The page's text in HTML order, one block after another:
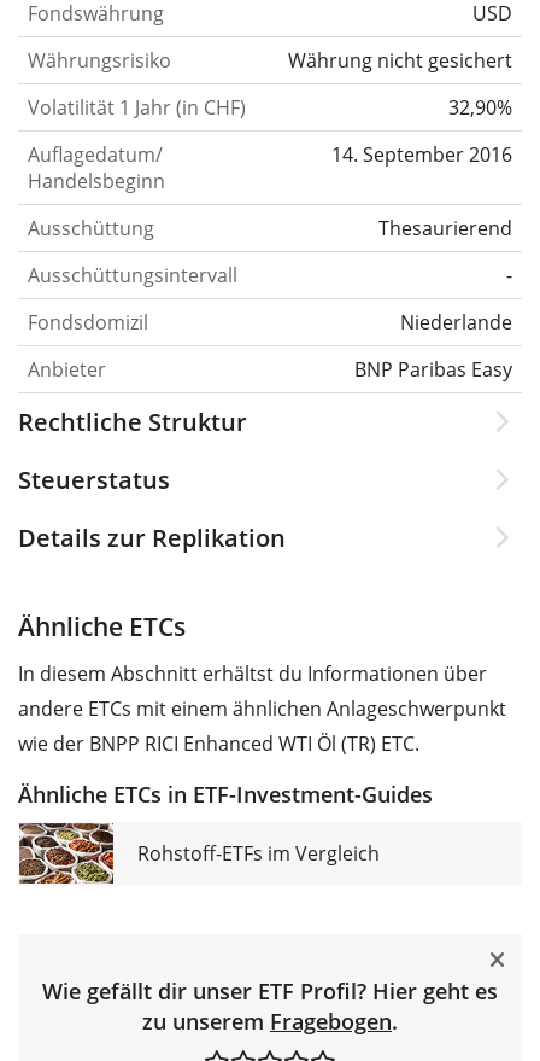
Fondswährung
USD
Währungsrisiko
Währung nicht gesichert
Volatilität 1 Jahr (in CHF)
32,90%
Auflagedatum/
Handelsbeginn
14. September 2016
Ausschüttung
Thesaurierend
Ausschüttungsintervall
-
Fondsdomizil
Niederlande
Anbieter
BNP Paribas Easy
Rechtliche Struktur
Steuerstatus
Details zur Replikation
Ähnliche ETCs
In diesem Abschnitt erhältst du Informationen über
andere ETCs mit einem ähnlichen Anlageschwerpunkt
wie der BNPP RICI Enhanced WTI Öl (TR) ETC.
Ähnliche ETCs in ETF-Investment-Guides
Rohstoff-ETFs im Vergleich
Wie gefällt dir unser ETF Profil? Hier geht es
zu unserem Fragebogen.